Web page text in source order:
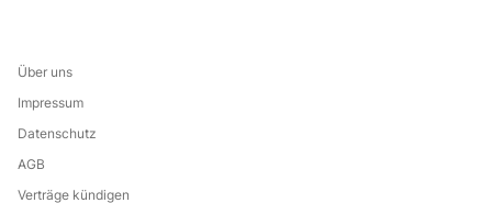
Über uns
Impressum
Datenschutz
AGB
Verträge kündigen